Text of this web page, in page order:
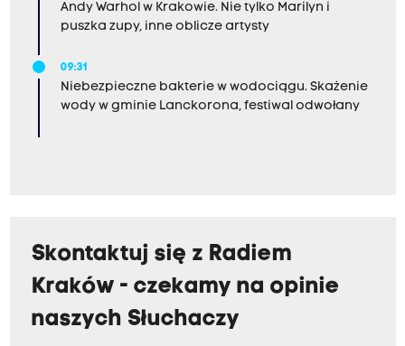
Andy Warhol w Krakowie. Nie tylko Marilyn i
puszka zupy, inne oblicze artysty
09:31
Niebezpieczne bakterie w wodociągu. Skażenie
wody w gminie Lanckorona, festiwal odwołany
Skontaktuj się z Radiem
Kraków - czekamy na opinie
naszych Słuchaczy